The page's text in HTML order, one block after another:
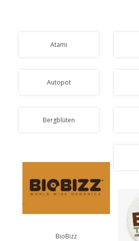
Atami
Autopot
Bergblüten
BioBizz